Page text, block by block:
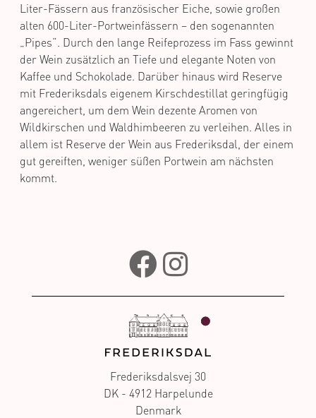
Liter-Fässern aus französischer Eiche, sowie großen
alten 600-Liter-Portweinfässern – den sogenannten
„Pipes“. Durch den lange Reifeprozess im Fass gewinnt
der Wein zusätzlich an Tiefe und elegante Noten von
Kaffee und Schokolade. Darüber hinaus wird Reserve
mit Frederiksdals eigenem Kirschdestillat geringfügig
angereichert, um dem Wein dezente Aromen von
Wildkirschen und Waldhimbeeren zu verleihen. Alles in
allem ist Reserve der Wein aus Frederiksdal, der einem
gut gereiften, weniger süßen Portwein am nächsten
kommt.
Frederiksdalsvej 30
DK - 4912 Harpelunde
Denmark